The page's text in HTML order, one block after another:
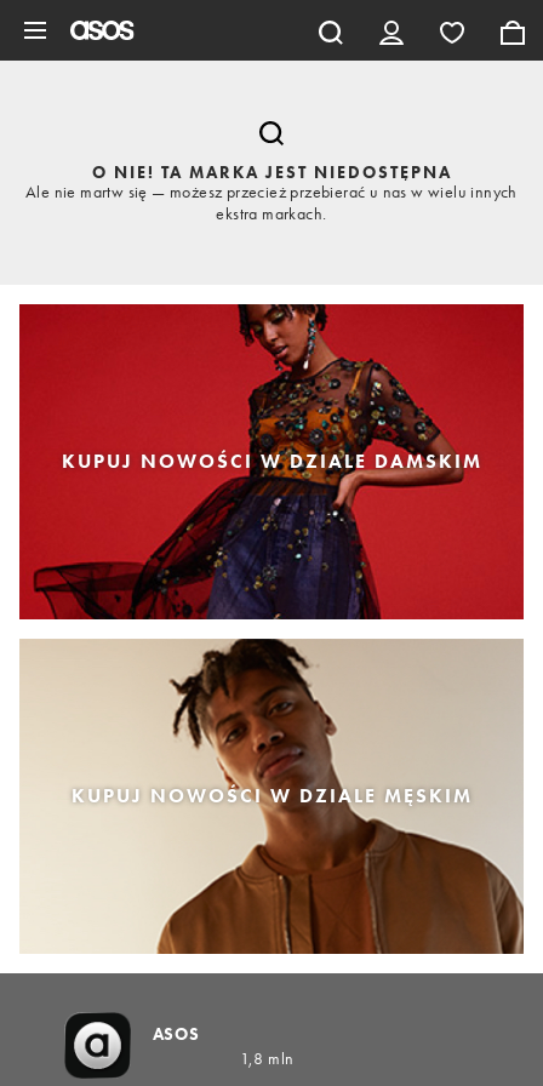
O NIE! TA MARKA JEST NIEDOSTĘPNA
Ale nie martw się — możesz przecież przebierać u nas w wielu innych
ekstra markach.
KUPUJ NOWOŚCI W DZIALE DAMSKIM
KUPUJ NOWOŚCI W DZIALE MĘSKIM
ASOS
1,8 mln